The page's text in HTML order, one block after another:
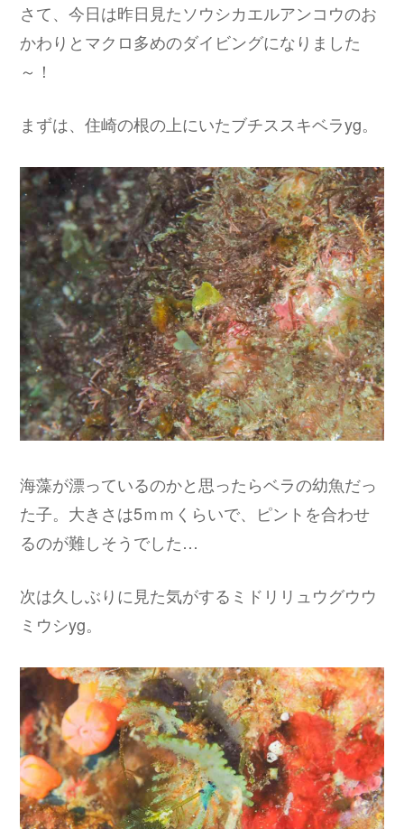
さて、今日は昨日見たソウシカエルアンコウのお
かわりとマクロ多めのダイビングになりました
～！
まずは、住崎の根の上にいたブチススキベラyg。
海藻が漂っているのかと思ったらベラの幼魚だっ
た子。大きさは5ｍｍくらいで、ピントを合わせ
るのが難しそうでした…
次は久しぶりに見た気がするミドリリュウグウウ
ミウシyg。